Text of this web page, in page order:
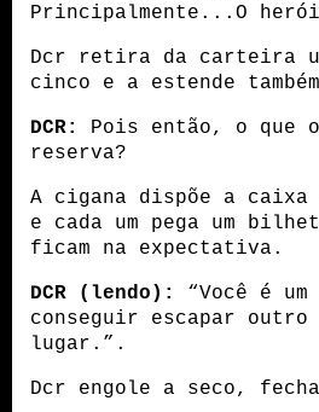
Principalmente...O
Dcr retira da carteira
cinco e a estende
DCR:
Pois então, o que
reserva?
A cigana dispõe a
e cada um pega um
ficam na expectativa.
DCR (lendo):
“Você é
conseguir escapar outro
lugar.”.
Dcr engole a seco,